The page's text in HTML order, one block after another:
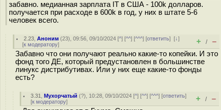
забавно. медианная зарплата IT в США - 100k долларов.
получается при расходе в 600k в год, у них в штате 5-6
человек всего.
2.23 ,Аноним (23), 09:56, 09/10/2024 [^] [^^] [^^^] [ответить][↓]
[к модератору] + / –
Забавно что они получают реально какие-то копейки. И это
фонд того ДЕ, который предустановлен в большинстве
линукс дистрибутивах. Или у них еще какие-то фонды
есть?
3.31 ,Мухорчатый (?), 10:28, 09/10/2024 [^] [^^] [^^^] [ответить]
[к модератору] + / –